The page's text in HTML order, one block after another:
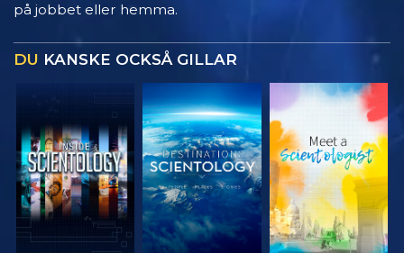
på jobbet eller hemma.
DU KANSKE OCKSÅ GILLAR